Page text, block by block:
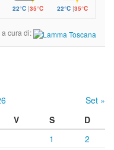
22°C|35°C 22°C |35°C
cura di:
Set »
V S
D
1
2